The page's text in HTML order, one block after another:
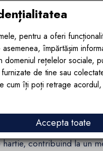
integrat dispune
extinsa si mai
frecventa, reducand
eficienta
motor digital brushless
de pana la 80 m/s,
putere totala de
contribuind la un
pentru a oferi
împărtășim
rețelelor sociale,
de tine sau
cum îți poți retrage
Accepta toate